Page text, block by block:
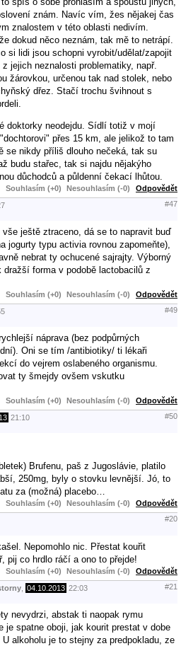
znám. Navíc vím, žes nějakej čas
znalostem v této oblasti nedivím.
dokud něco neznám, tak mě to netrápí.
si lidi jsou schopni vyrobit/udělat/zapojit
jejich neznalosti problematiky, např.
žárovkou, určenou tak nad stolek, nebo
dřez. Stačí trochu švihnout s
doktorky neodejdu. Sídlí totiž v mojí
přes 15 km, ale jelikož to tam
se nikdy příliš dlouho nečeká, tak su
budu stařec, tak si najdu nějakýho
důchodců a půldenní čekací lhůtou.
Souhlasím (+0) Nesouhlasím (-0) Odpovědět
#47
ještě ztraceno, dá se to napravit buď
jogurty typu activia rovnou zapomeňte),
nebrat ty ochucené sajrajty. Výborný
forma v podobě lactobacilů z
Souhlasím (+0) Nesouhlasím (-0) Odpovědět
#49
náprava (bez podpůrných
Oni se tím /antibiotiky/ ti lékaři
do vejrem oslabeného organismu.
ty šmejdy ovšem vskutku
Souhlasím (+0) Nesouhlasím (-0) Odpovědět
21:10 #50
Brufenu, paš z Jugoslávie, platilo
250mg, byly o stovku levnější. Jó, to
za (možná) placebo…
Souhlasím (+0) Nesouhlasím (-0) Odpovědět
#20
Nepomohlo nic. Přestat kouřit
pij co hrdlo ráčí a ono to přejde!
Souhlasím (+0) Nesouhlasím (-0) Odpovědět
04.10.2013 22:03 #21
nevydrzi, abstak ti naopak rymu
je spatne oboji, jak kourit prestat v dobe
alkoholu je to stejny za predpokladu, ze